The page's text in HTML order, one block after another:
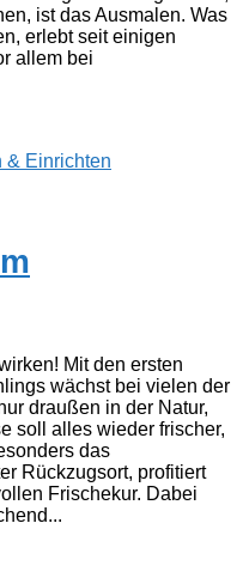
ist das Ausmalen. Was
erlebt seit einigen
allem bei
& Einrichten
Mit den ersten
wächst bei vielen der
draußen in der Natur,
soll alles wieder frischer,
das
Rückzugsort, profitiert
Frischekur. Dabei